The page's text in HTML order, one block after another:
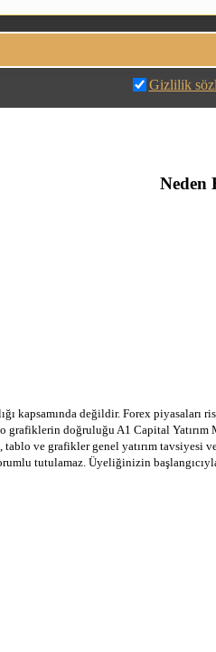
Gizlilik
Neden
kapsamında değildir. Forex
doğruluğu A1 Capital
ve grafikler genel yatırım
tutulamaz. Üyeliğinizin